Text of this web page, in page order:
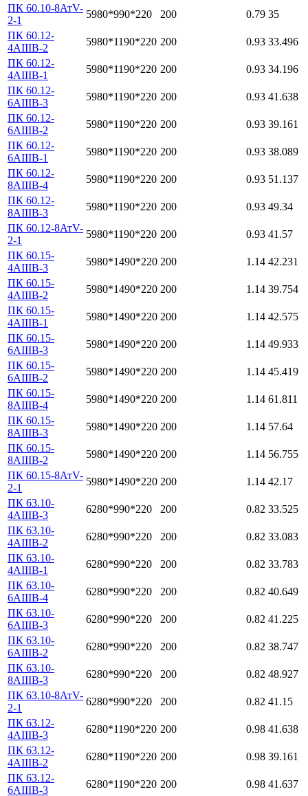
ПК 60.10-8АтV-
2-1
5980*990*220 200 0.79 35
ПК 60.12-
4АIIIВ-2
5980*1190*220 200 0.93 33.496
ПК 60.12-
4АIIIВ-1
5980*1190*220 200 0.93 34.196
ПК 60.12-
6АIIIВ-3
5980*1190*220 200 0.93 41.638
ПК 60.12-
6АIIIВ-2
5980*1190*220 200 0.93 39.161
ПК 60.12-
6АIIIВ-1
5980*1190*220 200 0.93 38.089
ПК 60.12-
8АIIIВ-4
5980*1190*220 200 0.93 51.137
ПК 60.12-
8АIIIВ-3
5980*1190*220 200 0.93 49.34
ПК 60.12-8АтV-
2-1
5980*1190*220 200 0.93 41.57
ПК 60.15-
4АIIIВ-3
5980*1490*220 200 1.14 42.231
ПК 60.15-
4АIIIВ-2
5980*1490*220 200 1.14 39.754
ПК 60.15-
4АIIIВ-1
5980*1490*220 200 1.14 42.575
ПК 60.15-
6АIIIВ-3
5980*1490*220 200 1.14 49.933
ПК 60.15-
6АIIIВ-2
5980*1490*220 200 1.14 45.419
ПК 60.15-
8АIIIВ-4
5980*1490*220 200 1.14 61.811
ПК 60.15-
8АIIIВ-3
5980*1490*220 200 1.14 57.64
ПК 60.15-
8АIIIВ-2
5980*1490*220 200 1.14 56.755
ПК 60.15-8АтV-
2-1
5980*1490*220 200 1.14 42.17
ПК 63.10-
4АIIIВ-3
6280*990*220 200 0.82 33.525
ПК 63.10-
4АIIIВ-2
6280*990*220 200 0.82 33.083
ПК 63.10-
4АIIIВ-1
6280*990*220 200 0.82 33.783
ПК 63.10-
6АIIIВ-4
6280*990*220 200 0.82 40.649
ПК 63.10-
6АIIIВ-3
6280*990*220 200 0.82 41.225
ПК 63.10-
6АIIIВ-2
6280*990*220 200 0.82 38.747
ПК 63.10-
8АIIIВ-3
6280*990*220 200 0.82 48.927
ПК 63.10-8АтV-
2-1
6280*990*220 200 0.82 41.15
ПК 63.12-
4АIIIВ-3
6280*1190*220 200 0.98 41.638
ПК 63.12-
4АIIIВ-2
6280*1190*220 200 0.98 39.161
ПК 63.12-
6АIIIВ-3
6280*1190*220 200 0.98 41.637